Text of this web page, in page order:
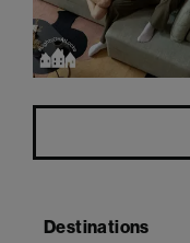
Destinations